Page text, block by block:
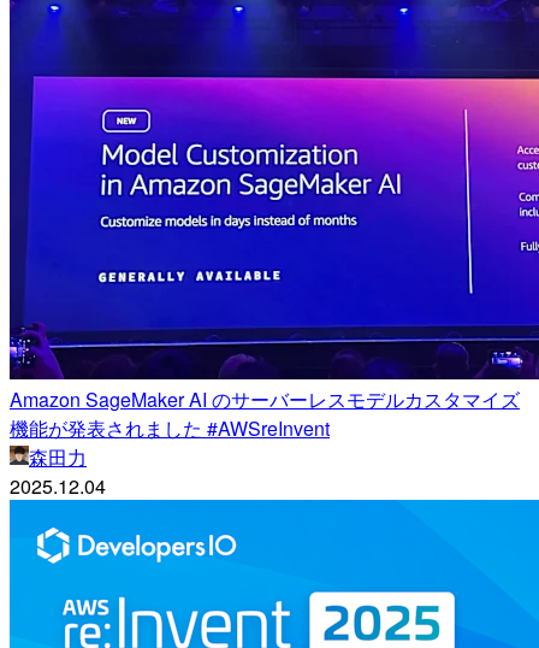
Amazon SageMaker AI のサーバーレスモデルカスタマイズ
機能が発表されました #AWSreInvent
森田力
2025.12.04